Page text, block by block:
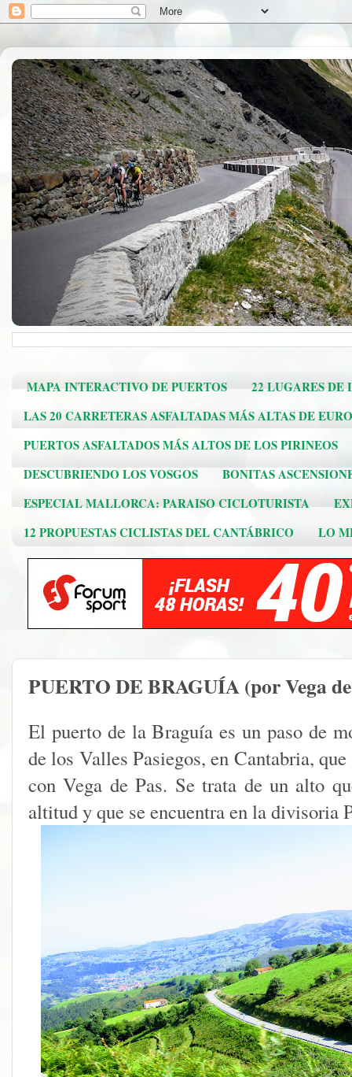
MAPA INTERACTIVO DE PUERTOS
22 LUGARES DE
LAS 20 CARRETERAS ASFALTADAS MÁS ALTAS DE
PUERTOS ASFALTADOS MÁS ALTOS DE LOS PIRINEOS
DESCUBRIENDO LOS VOSGOS
BONITAS
ESPECIAL MALLORCA: PARAISO CICLOTURISTA
12 PROPUESTAS CICLISTAS DEL CANTÁBRICO
LO
PUERTO DE BRAGUÍA (por Vega de
El puerto de la Braguía es un paso de
de los Valles Pasiegos, en Cantabria,
con Vega de Pas. Se trata de un alto
altitud y que se encuentra en la divisoria